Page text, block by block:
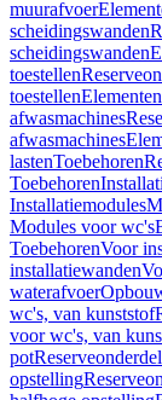
muurafvoer
scheidingswanden
scheidingswanden
toestellen
toestellen
afwasmachines
afwasmachines
lastenToebehoren
Toebehoren
Installatiemodules
Modules voor wc's
ToebehorenVoor
installatiewanden
waterafvoer
wc's, van kunststof
voor wc's, van
pot
opstelling